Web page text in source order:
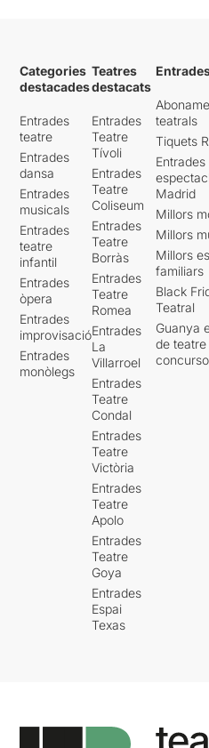
Categories
destacades
Entrades
teatre
Entrades
dansa
Entrades
musicals
Entrades
teatre
infantil
Entrades
òpera
Entrades
improvisació
Entrades
monòlegs
Teatres
destacats
Entrades
Teatre
Tívoli
Entrades
Teatre
Coliseum
Entrades
Teatre
Borràs
Entrades
Teatre
Romea
Entrades
La
Villarroel
Entrades
Teatre
Condal
Entrades
Teatre
Victòria
Entrades
Teatre
Apolo
Entrades
Teatre
Goya
Entrades
Espai
Texas
teatrals
Tiquets
Entrades
Madrid
Millors
Millors
Millors
familiars
Black
Teatral
Guanya
de